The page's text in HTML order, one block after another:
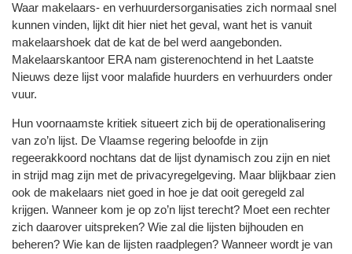
Waar makelaars- en verhuurdersorganisaties zich normaal snel
kunnen vinden, lijkt dit hier niet het geval, want het is vanuit
makelaarshoek dat de kat de bel werd aangebonden.
Makelaarskantoor ERA nam gisterenochtend in het Laatste
Nieuws deze lijst voor malafide huurders en verhuurders onder
vuur.
Hun voornaamste kritiek situeert zich bij de operationalisering
van zo’n lijst. De Vlaamse regering beloofde in zijn
regeerakkoord nochtans dat de lijst dynamisch zou zijn en niet
in strijd mag zijn met de privacyregelgeving. Maar blijkbaar zien
ook de makelaars niet goed in hoe je dat ooit geregeld zal
krijgen. Wanneer kom je op zo’n lijst terecht? Moet een rechter
zich daarover uitspreken? Wie zal die lijsten bijhouden en
beheren? Wie kan de lijsten raadplegen? Wanneer wordt je van